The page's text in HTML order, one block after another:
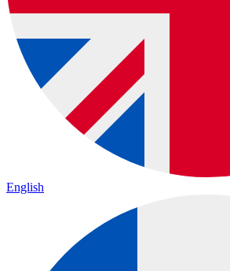
English